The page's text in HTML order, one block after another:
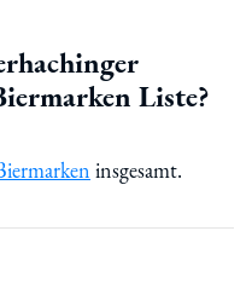
Liste?
insgesamt.